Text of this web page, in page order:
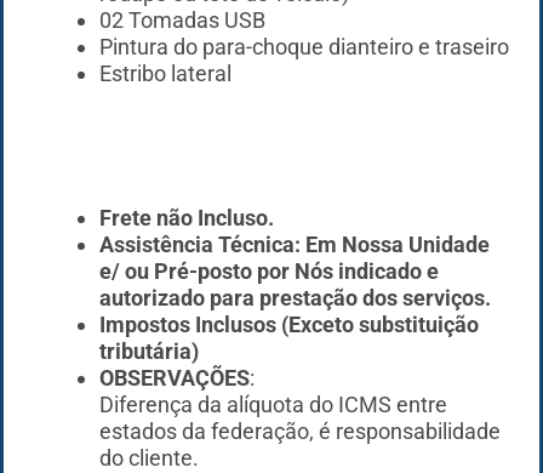
02 Tomadas USB
Pintura do para-choque dianteiro e traseiro
Estribo lateral
Frete não Incluso.
Assistência Técnica: Em Nossa Unidade
e/ ou Pré-posto por Nós indicado e
autorizado para prestação dos serviços.
Impostos Inclusos (Exceto substituição
tributária)
OBSERVAÇÕES:
Diferença da alíquota do ICMS entre
estados da federação, é responsabilidade
do cliente.